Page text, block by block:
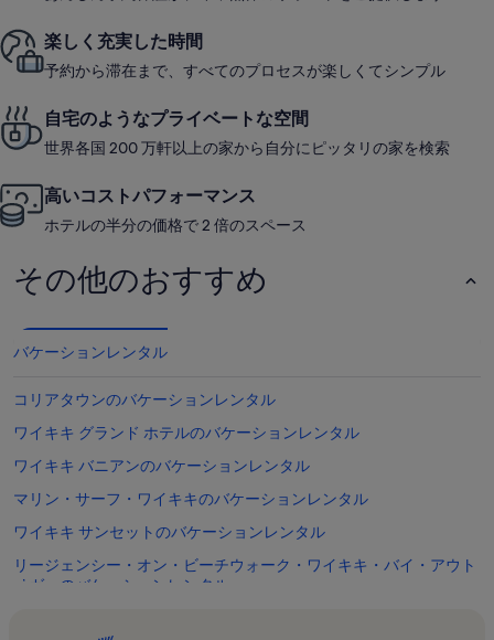
ら
し
い
件)
楽しく充実した時間
予約から滞在まで、すべてのプロセスが楽しくてシンプル
自宅のようなプライベートな空間
世界各国 200 万軒以上の家から自分にピッタリの家を検索
高いコストパフォーマンス
ホテルの半分の価格で 2 倍のスペース
その他のおすすめ
バケーションレンタル
コリアタウンのバケーションレンタル
ワイキキ グランド ホテルのバケーションレンタル
ワイキキ バニアンのバケーションレンタル
マリン・サーフ・ワイキキのバケーションレンタル
ワイキキ サンセットのバケーションレンタル
リージェンシー・オン・ビーチウォーク・ワイキキ・バイ・アウト
リガーのバケーションレンタル